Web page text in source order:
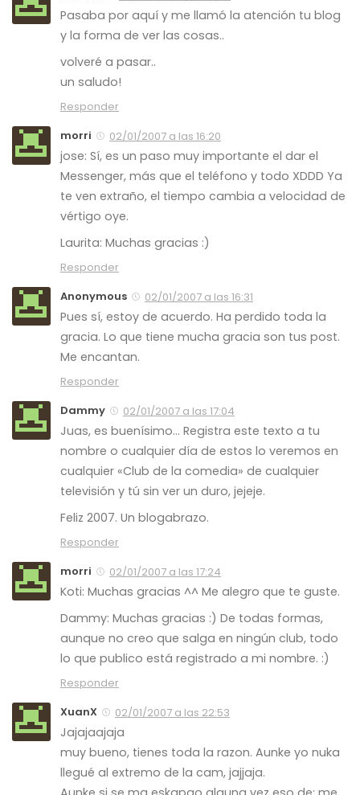
Pasaba por aquí y me llamó la atención tu blog
y la forma de ver las cosas..
volveré a pasar..
un saludo!
Responder
morri
02/01/2007 a las 16:20
jose: Sí, es un paso muy importante el dar el
Messenger, más que el teléfono y todo XDDD Ya
te ven extraño, el tiempo cambia a velocidad de
vértigo oye.
Laurita: Muchas gracias :)
Responder
Anonymous
02/01/2007 a las 16:31
Pues sí, estoy de acuerdo. Ha perdido toda la
gracia. Lo que tiene mucha gracia son tus post.
Me encantan.
Responder
Dammy
02/01/2007 a las 17:04
Juas, es buenísimo… Registra este texto a tu
nombre o cualquier día de estos lo veremos en
cualquier «Club de la comedia» de cualquier
televisión y tú sin ver un duro, jejeje.
Feliz 2007. Un blogabrazo.
Responder
morri
02/01/2007 a las 17:24
Koti: Muchas gracias ^^ Me alegro que te guste.
Dammy: Muchas gracias :) De todas formas,
aunque no creo que salga en ningún club, todo
lo que publico está registrado a mi nombre. :)
Responder
XuanX
02/01/2007 a las 22:53
Jajajaajaja
muy bueno, tienes toda la razon. Aunke yo nuka
llegué al extremo de la cam, jajjaja.